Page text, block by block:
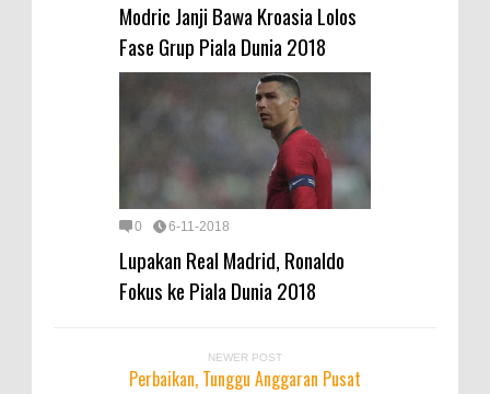
Modric Janji Bawa Kroasia Lolos
Fase Grup Piala Dunia 2018
0 6-11-2018
Lupakan Real Madrid, Ronaldo
Fokus ke Piala Dunia 2018
NEWER POST
Perbaikan, Tunggu Anggaran Pusat